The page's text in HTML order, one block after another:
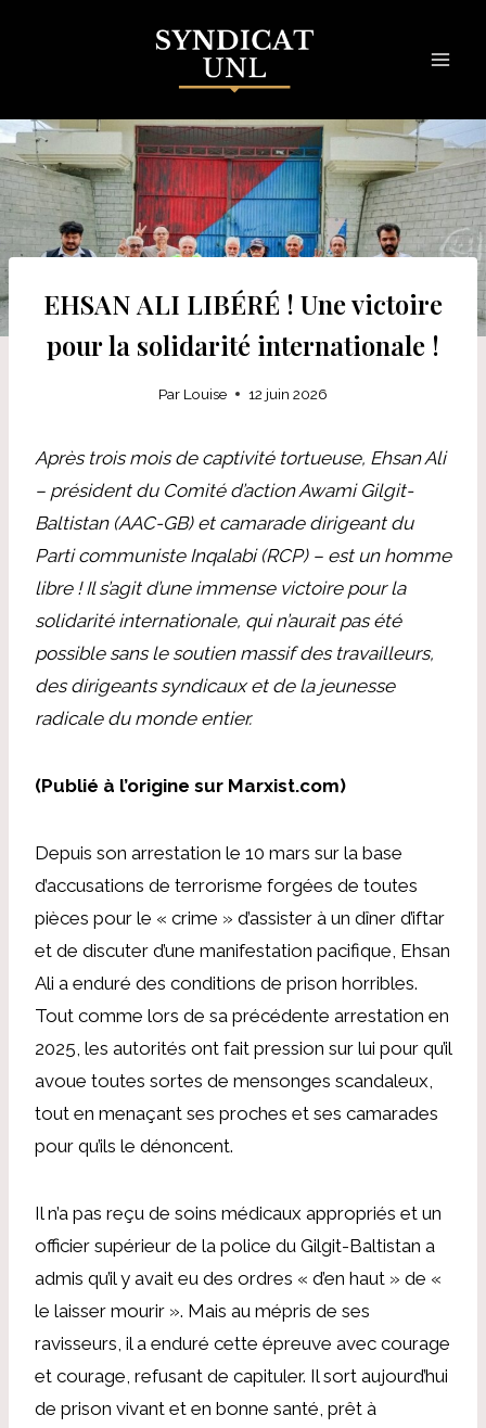
EHSAN ALI LIBÉRÉ ! Une victoire
pour la solidarité internationale !
Par Louise 12 juin 2026
Après trois mois de captivité tortueuse, Ehsan Ali
– président du Comité d’action Awami Gilgit-
Baltistan (AAC-GB) et camarade dirigeant du
Parti communiste Inqalabi (RCP) – est un homme
libre ! Il s’agit d’une immense victoire pour la
solidarité internationale, qui n’aurait pas été
possible sans le soutien massif des travailleurs,
des dirigeants syndicaux et de la jeunesse
radicale du monde entier.
(Publié à l’origine sur Marxist.com)
Depuis son arrestation le 10 mars sur la base
d’accusations de terrorisme forgées de toutes
pièces pour le « crime » d’assister à un dîner d’iftar
et de discuter d’une manifestation pacifique, Ehsan
Ali a enduré des conditions de prison horribles.
Tout comme lors de sa précédente arrestation en
2025, les autorités ont fait pression sur lui pour qu’il
avoue toutes sortes de mensonges scandaleux,
tout en menaçant ses proches et ses camarades
pour qu’ils le dénoncent.
Il n’a pas reçu de soins médicaux appropriés et un
officier supérieur de la police du Gilgit-Baltistan a
admis qu’il y avait eu des ordres « d’en haut » de «
le laisser mourir ». Mais au mépris de ses
ravisseurs, il a enduré cette épreuve avec courage
et courage, refusant de capituler. Il sort aujourd’hui
de prison vivant et en bonne santé, prêt à